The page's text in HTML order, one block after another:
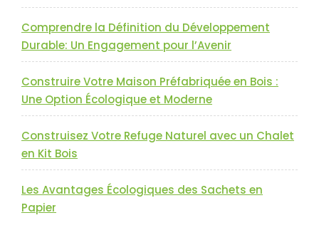
Comprendre la Définition du Développement
Durable: Un Engagement pour l’Avenir
Construire Votre Maison Préfabriquée en Bois :
Une Option Écologique et Moderne
Construisez Votre Refuge Naturel avec un Chalet
en Kit Bois
Les Avantages Écologiques des Sachets en
Papier